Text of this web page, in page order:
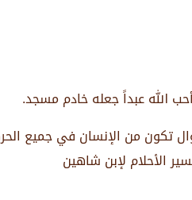
الله عبداً جعله خادم مسجد.
تكون من الإنسان في جميع
الأحلام لإبن شاهين